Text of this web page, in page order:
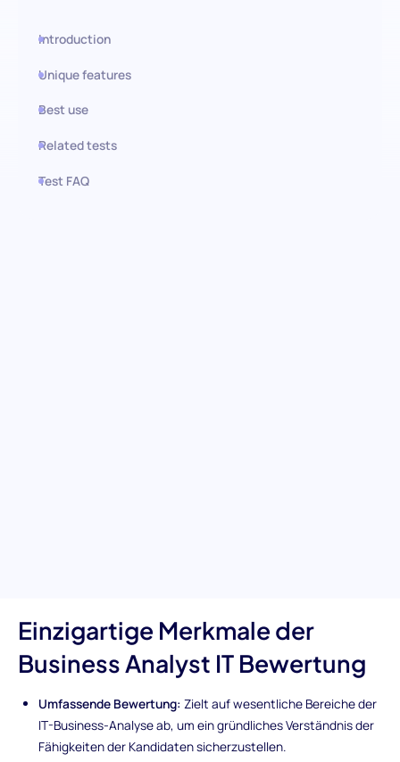
Introduction
Unique features
Best use
Related tests
Test FAQ
Einzigartige Merkmale der
Business Analyst IT Bewertung
Umfassende Bewertung: Zielt auf wesentliche Bereiche der
IT-Business-Analyse ab, um ein gründliches Verständnis der
Fähigkeiten der Kandidaten sicherzustellen.